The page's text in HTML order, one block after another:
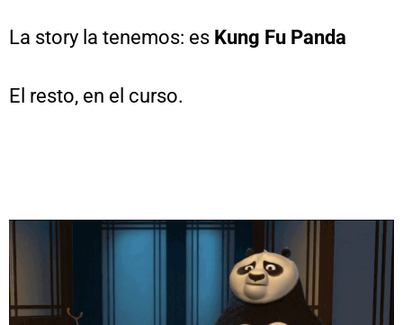
La story la tenemos: es Kung Fu Panda
El resto, en el curso.